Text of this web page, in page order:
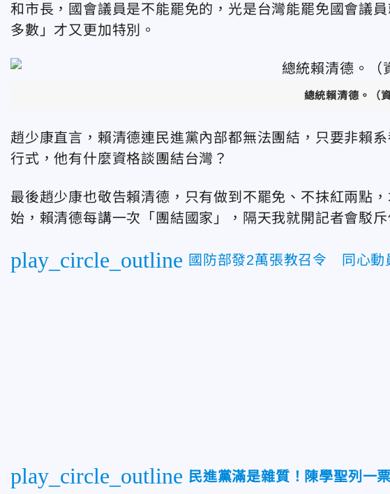
和市長，國會議員是不能罷免的，光是台灣能罷免國會議
多數」才又更加特別。
總統賴清德。（
趙少康直言，賴清德連民進黨內部都無法團結，只要非賴
行式，他有什麼資格談團結台灣？
最後趙少康也敬告賴清德，只有做到不罷免、不抹紅兩點
始，賴清德每講一次「團結國家」，隔天我就開記者會駁
play_circle_outline 國防部發2萬張教召令 同心動
play_circle_outline 民進黨滿是雜質！陳學聖列一